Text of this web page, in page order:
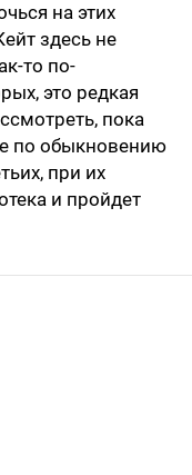
на этих
здесь не
то по-
это редкая
пока
по обыкновению
при их
и пройдет